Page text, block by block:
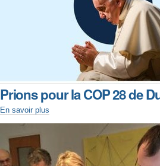
Prions pour la COP 28 de
En savoir plus